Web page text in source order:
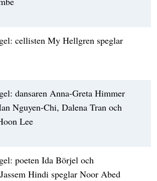
cellisten My Hellgren speglar
dansaren Anna-Greta Himmer
Nguyen-Chi, Dalena Tran och
Lee
poeten Ida Börjel och
Hindi speglar Noor Abed